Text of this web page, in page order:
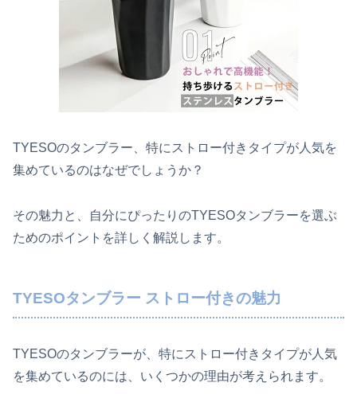
TYESOのタンブラー、特にストロー付きタイプが人気を
集めているのはなぜでしょうか？
その魅力と、自分にぴったりのTYESOタンブラーを選ぶ
ためのポイントを詳しく解説します。
TYESOタンブラー ストロー付きの魅力
TYESOのタンブラーが、特にストロー付きタイプが人気
を集めているのには、いくつかの理由が考えられます。